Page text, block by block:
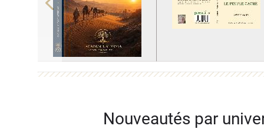
Previous
Nouveautés par